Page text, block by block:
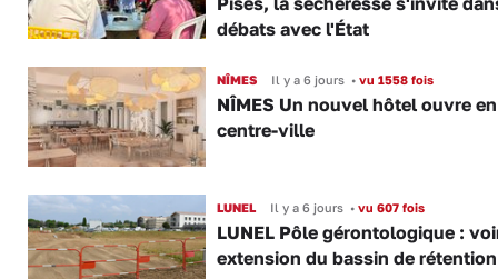
débats avec l'État
NÎMES Il y a 6 jours •vu 1558 fois
NÎMES Un nouvel hôtel ouvre en
centre-ville
LUNEL Il y a 6 jours •vu 607 fois
LUNEL Pôle gérontologique :
extension du bassin de rétention